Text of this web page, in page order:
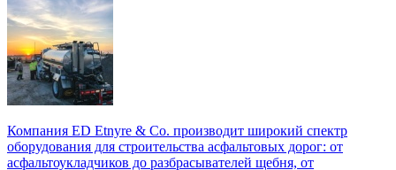
Компания ED Etnyre & Co. производит широкий спектр
оборудования для строительства асфальтовых дорог: от
асфальтоукладчиков до разбрасывателей щебня, от